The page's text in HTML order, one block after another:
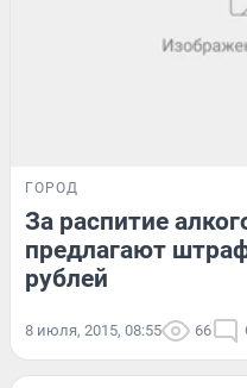
ГОРОД
За распитие
предлагают
рублей
8 июля, 2015, 08:55 66